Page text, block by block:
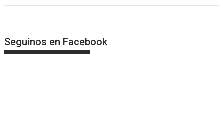
Seguínos en Facebook